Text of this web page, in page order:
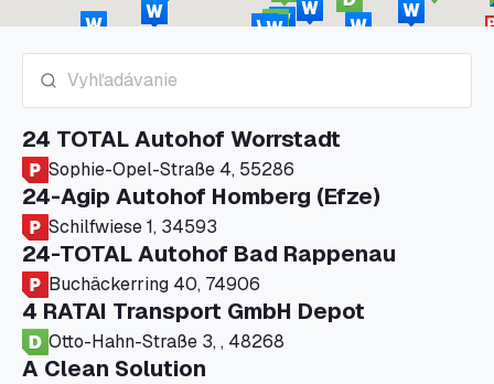
24 TOTAL Autohof Worrstadt
Sophie-Opel-Straße 4, 55286
24-Agip Autohof Homberg (Efze)
Schilfwiese 1, 34593
24-TOTAL Autohof Bad Rappenau
Buchäckerring 40, 74906
4 RATAI Transport GmbH Depot
Otto-Hahn-Straße 3, , 48268
A Clean Solution